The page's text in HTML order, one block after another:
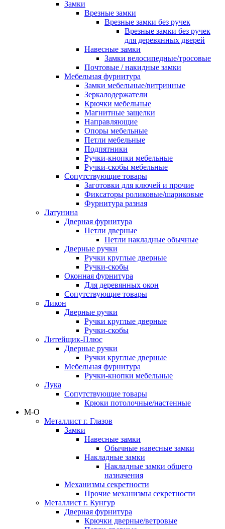
Замки
Врезные замки
Врезные замки без ручек
Врезные замки без ручек
для деревянных дверей
Навесные замки
Замки велосипедные/тросовые
Почтовые / накидные замки
Мебельная фурнитура
Замки мебельные/витринные
Зеркалодержатели
Крючки мебельные
Магнитные защелки
Направляющие
Опоры мебельные
Петли мебельные
Подпятники
Ручки-кнопки мебельные
Ручки-скобы мебельные
Сопутствующие товары
Заготовки для ключей и прочие
Фиксаторы роликовые/шариковые
Фурнитура разная
Латунина
Дверная фурнитура
Петли дверные
Петли накладные обычные
Дверные ручки
Ручки круглые дверные
Ручки-скобы
Оконная фурнитура
Для деревянных окон
Сопутствующие товары
Ликон
Дверные ручки
Ручки круглые дверные
Ручки-скобы
Литейщик-Плюс
Дверные ручки
Ручки круглые дверные
Мебельная фурнитура
Ручки-кнопки мебельные
Лука
Сопутствующие товары
Крюки потолочные/настенные
М-О
Металлист г. Глазов
Замки
Навесные замки
Обычные навесные замки
Накладные замки
Накладные замки общего
назначения
Механизмы секретности
Прочие механизмы секретности
Металлист г. Кунгур
Дверная фурнитура
Крючки дверные/ветровые